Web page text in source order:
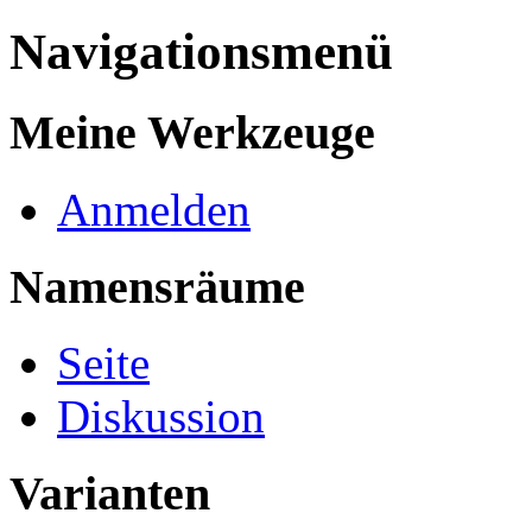
Navigationsmenü
Meine Werkzeuge
Anmelden
Namensräume
Seite
Diskussion
Varianten